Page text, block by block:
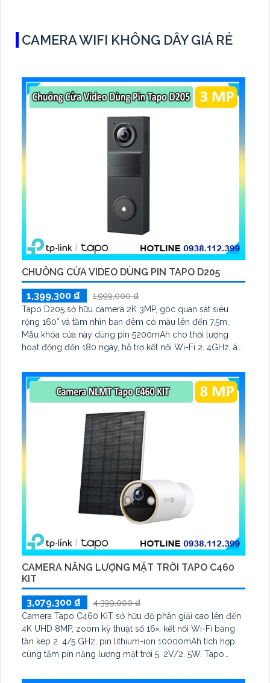
CAMERA WIFI KHÔNG DÂY GIÁ RẺ
CHUÔNG CỬA VIDEO DÙNG PIN TAPO D205
1,399,300 ₫
1,999,000 ₫
Tapo D205 sở hữu camera 2K 3MP, góc quan sát siêu
rộng 160° và tầm nhìn ban đêm có màu lên đến 7,5m.
Mẫu khóa cửa này dùng pin 5200mAh cho thời lượng
hoạt động đến 180 ngày, hỗ trợ kết nối Wi-Fi 2. 4GHz, âm
CAMERA NĂNG LƯỢNG MẶT TRỜI TAPO C460
KIT
3,079,300 ₫
4,399,000 ₫
Camera Tapo C460 KIT sở hữu độ phân giải cao lên đến
4K UHD 8MP, zoom kỹ thuật số 16×, kết nối Wi-Fi băng
tần kép 2. 4/5 GHz, pin lithium-ion 10000mAh tích hợp
cùng tấm pin năng lượng mặt trời 5. 2V/2. 5W. Tapo
biến Starlight, tầm nhìn lên đến 15 m